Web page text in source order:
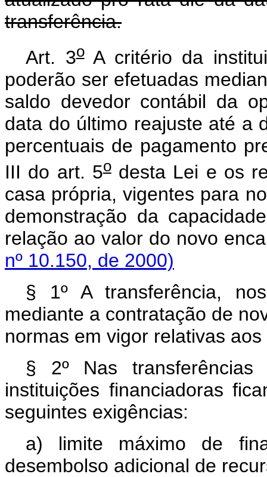
transferência.
Art. 3oA critério da
poderão ser efetuadas
saldo devedor contábil da
data do último reajuste até a
percentuais de pagamento
III do art. 5odesta Lei e os
casa própria, vigentes para
demonstração da
relação ao valor do novo
nº 10.150, de 2000)
§ 1º A transferência,
mediante a contratação de
normas em vigor relativas
§ 2º Nas
instituições financiadoras
seguintes exigências:
a) limite máximo de
desembolso adicional de